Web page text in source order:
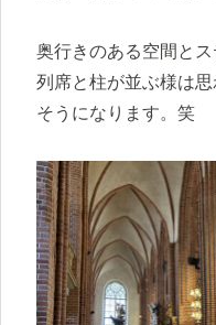
奥行きのある空間と
列席と柱が並ぶ様は
そうになります。笑